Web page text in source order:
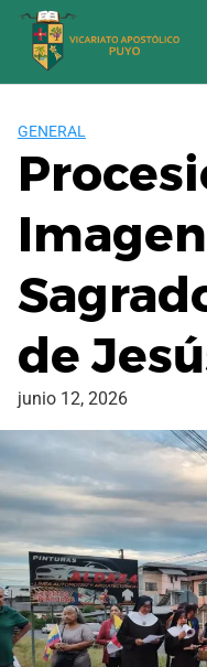
Saltar
contenido
GENERAL
de
junio 12, 2026